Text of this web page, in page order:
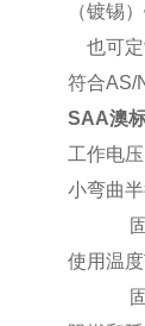
（镀锡
也可
符合AS/
SAA澳
工作电压
小弯曲
使用温